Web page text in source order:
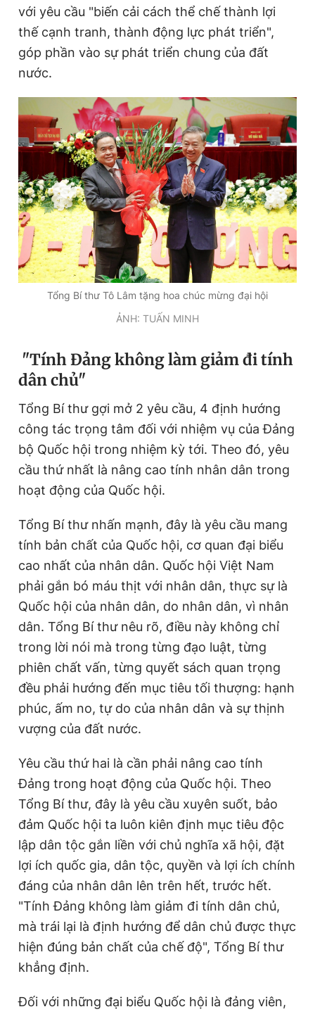
với yêu cầu "biến cải cách thể chế thành lợi
thế cạnh tranh, thành động lực phát triển",
góp phần vào sự phát triển chung của đất
nước.
Tổng Bí thư Tô Lâm tặng hoa chúc mừng đại hội
ẢNH: TUẤN MINH
"Tính Đảng không làm giảm đi tính
dân chủ"
Tổng Bí thư gợi mở 2 yêu cầu, 4 định hướng
công tác trọng tâm đối với nhiệm vụ của Đảng
bộ Quốc hội trong nhiệm kỳ tới. Theo đó, yêu
cầu thứ nhất là nâng cao tính nhân dân trong
hoạt động của Quốc hội.
Tổng Bí thư nhấn mạnh, đây là yêu cầu mang
tính bản chất của Quốc hội, cơ quan đại biểu
cao nhất của nhân dân. Quốc hội Việt Nam
phải gắn bó máu thịt với nhân dân, thực sự là
Quốc hội của nhân dân, do nhân dân, vì nhân
dân. Tổng Bí thư nêu rõ, điều này không chỉ
trong lời nói mà trong từng đạo luật, từng
phiên chất vấn, từng quyết sách quan trọng
đều phải hướng đến mục tiêu tối thượng: hạnh
phúc, ấm no, tự do của nhân dân và sự thịnh
vượng của đất nước.
Yêu cầu thứ hai là cần phải nâng cao tính
Đảng trong hoạt động của Quốc hội. Theo
Tổng Bí thư, đây là yêu cầu xuyên suốt, bảo
đảm Quốc hội ta luôn kiên định mục tiêu độc
lập dân tộc gắn liền với chủ nghĩa xã hội, đặt
lợi ích quốc gia, dân tộc, quyền và lợi ích chính
đáng của nhân dân lên trên hết, trước hết.
"Tính Đảng không làm giảm đi tính dân chủ,
mà trái lại là định hướng để dân chủ được thực
hiện đúng bản chất của chế độ", Tổng Bí thư
khẳng định.
Đối với những đại biểu Quốc hội là đảng viên,